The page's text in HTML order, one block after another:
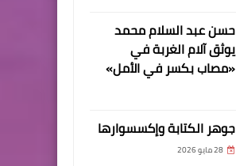
حسن عبد السلام محمد
يوثق آلام الغربة في
«مصاب بكسر في الأمل»
جوهر الكتابة وإكسسوارها
28 مايو 2026